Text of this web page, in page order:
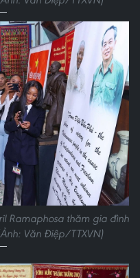
Ramaphosa thăm gia đình
Văn Điệp/TTXVN)